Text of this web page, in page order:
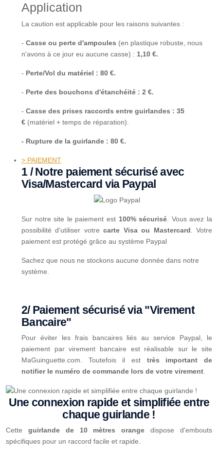
Application
La caution est applicable pour les raisons suivantes :
- Casse ou perte d'ampoules (en plastique robuste, nous
n'avons à ce jour eu aucune casse) : 1,10 €.
- Perte/Vol du matériel : 80 €.
- Perte des bouchons d'étanchéité : 2 €.
- Casse des prises raccords entre guirlandes : 35
€ (matériel + temps de réparation).
- Rupture de la guirlande : 80 €.
> PAIEMENT
1 / Notre paiement sécurisé avec
Visa/Mastercard via Paypal
Sur notre site le paiement est 100% sécurisé . Vous avez la
possibilité d'utiliser votrecarte Visa ou Mastercard . Votre
paiement est protégé grâce au système Paypal
Sachez que nous ne stockons aucune donnée dans notre
système.
2/ Paiement sécurisé via "Virement
Bancaire"
Pour éviter les frais bancaires liés au service Paypal, le
paiement par virement bancaire est réalisable sur le site
MaGuinguette.com. Toutefois il est très important de
notifier le numéro de commande lors de votre virement
Une connexion rapide et simplifiée entre
chaque guirlande !
Cette guirlande de 10 mètres orangedispose d'embouts
spécifiques pour un raccord facile et rapide.